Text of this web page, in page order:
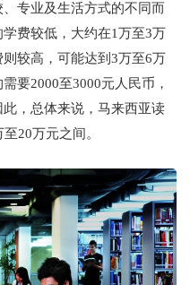
专业及生活方式的不同而
费较低，大约在1万至3万
较高，可能达到3万至6万
要2000至3000元人民币，
，总体来说，马来西亚读
20万元之间。